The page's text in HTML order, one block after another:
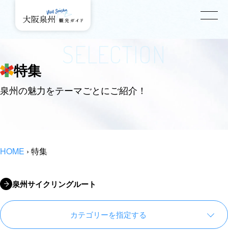
SELECTION
特集
泉州の魅力をテーマごとにご紹介！
HOME › 特集
泉州サイクリングルート
カテゴリーを指定する